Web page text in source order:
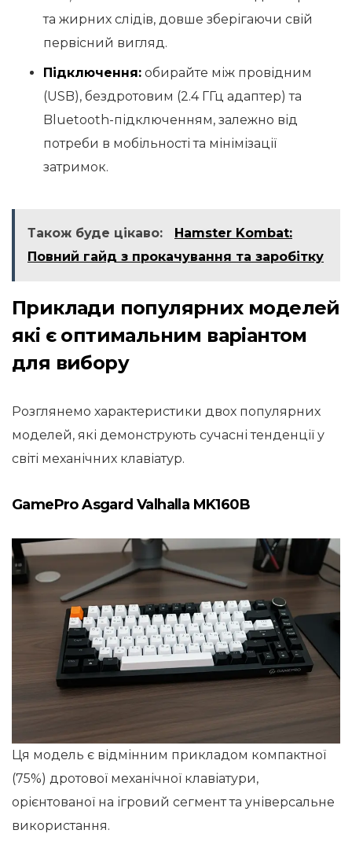
та жирних слідів, довше зберігаючи свій
первісний вигляд.
Підключення: обирайте між провідним
(USB), бездротовим (2.4 ГГц адаптер) та
Bluetooth-підключенням, залежно від
потреби в мобільності та мінімізації
затримок.
Також буде цікаво:
Hamster Kombat:
Повний гайд з прокачування та заробітку
Приклади популярних моделей
які є оптимальним варіантом
для вибору
Розглянемо характеристики двох популярних
моделей, які демонструють сучасні тенденції у
світі механічних клавіатур.
GamePro Asgard Valhalla MK160B
Ця модель є відмінним прикладом компактної
(75%) дротової механічної клавіатури,
орієнтованої на ігровий сегмент та універсальне
використання.